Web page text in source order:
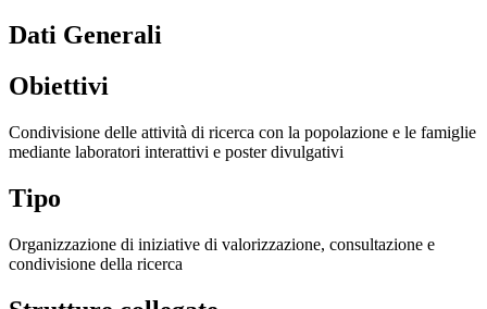
Dati Generali
Obiettivi
Condivisione delle attività di ricerca con la popolazione e le famiglie
mediante laboratori interattivi e poster divulgativi
Tipo
Organizzazione di iniziative di valorizzazione, consultazione e
condivisione della ricerca